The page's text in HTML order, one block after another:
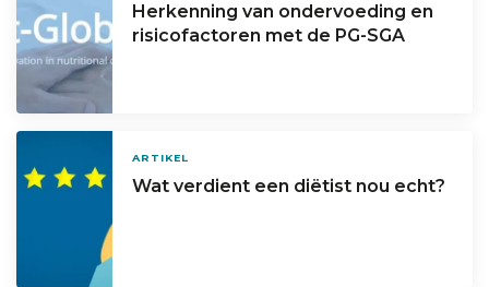
Herkenning van ondervoeding en
risicofactoren met de PG-SGA
ARTIKEL
Wat verdient een diëtist nou echt?